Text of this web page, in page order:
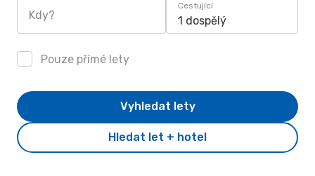
Kdy?
Cestující
1 dospělý
Pouze přímé lety
Hledat let + hotel
Vyhledat lety